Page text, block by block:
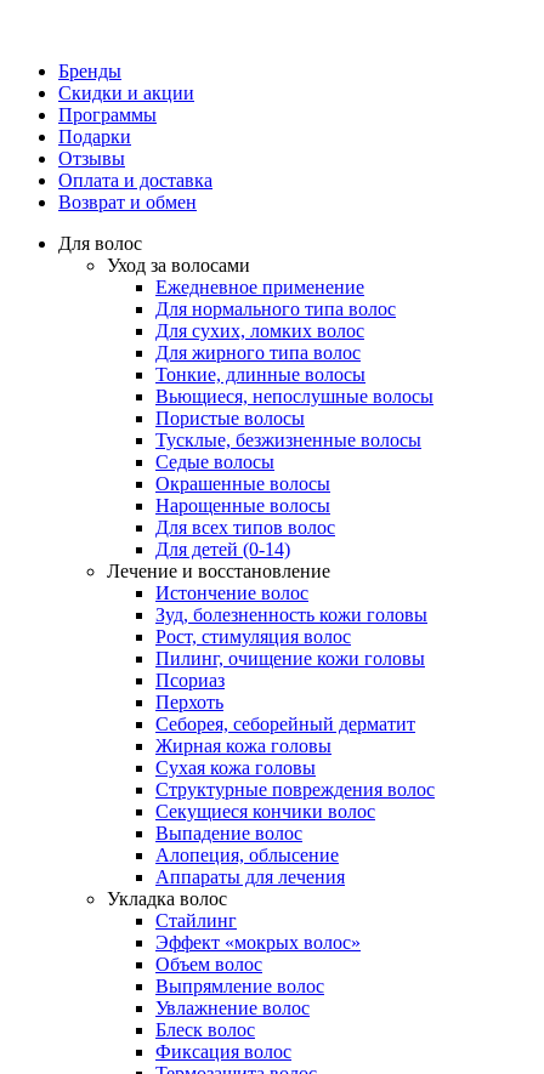
Бренды
Скидки и акции
Программы
Подарки
Отзывы
Оплата и доставка
Возврат и обмен
Для волос
Уход за волосами
Ежедневное применение
Для нормального типа волос
Для сухих, ломких волос
Для жирного типа волос
Тонкие, длинные волосы
Вьющиеся, непослушные волосы
Пористые волосы
Тусклые, безжизненные волосы
Седые волосы
Окрашенные волосы
Нарощенные волосы
Для всех типов волос
Для детей (0-14)
Лечение и восстановление
Истончение волос
Зуд, болезненность кожи головы
Рост, стимуляция волос
Пилинг, очищение кожи головы
Псориаз
Перхоть
Себорея, себорейный дерматит
Жирная кожа головы
Сухая кожа головы
Структурные повреждения волос
Секущиеся кончики волос
Выпадение волос
Алопеция, облысение
Аппараты для лечения
Укладка волос
Стайлинг
Эффект «мокрых волос»
Объем волос
Выпрямление волос
Увлажнение волос
Блеск волос
Фиксация волос